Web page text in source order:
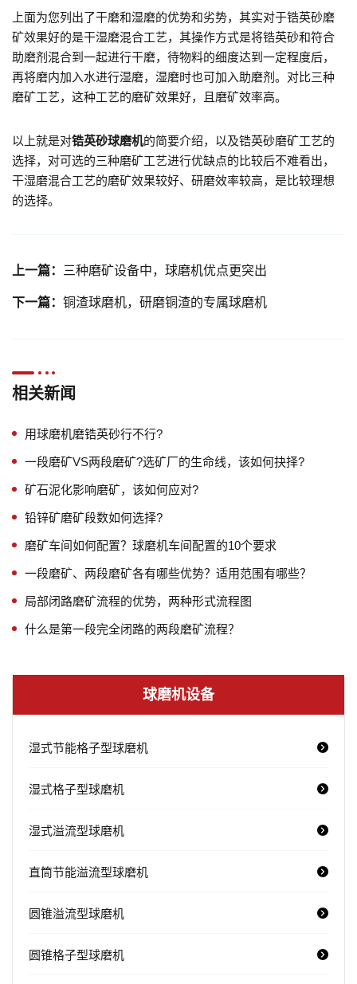
上面为您列出了干磨和湿磨的优势和劣势，其实对于锆英砂磨
矿效果好的是干湿磨混合工艺，其操作方式是将锆英砂和符合
助磨剂混合到一起进行干磨，待物料的细度达到一定程度后，
再将磨内加入水进行湿磨，湿磨时也可加入助磨剂。对比三种
磨矿工艺，这种工艺的磨矿效果好，且磨矿效率高。
以上就是对锆英砂球磨机的简要介绍，以及锆英砂磨矿工艺的
选择，对可选的三种磨矿工艺进行优缺点的比较后不难看出，
干湿磨混合工艺的磨矿效果较好、研磨效率较高，是比较理想
的选择。
上一篇： 三种磨矿设备中，球磨机优点更突出
下一篇： 铜渣球磨机，研磨铜渣的专属球磨机
相关新闻
用球磨机磨锆英砂行不行?
一段磨矿VS两段磨矿?选矿厂的生命线，该如何抉择?
矿石泥化影响磨矿，该如何应对?
铅锌矿磨矿段数如何选择?
磨矿车间如何配置？球磨机车间配置的10个要求
一段磨矿、两段磨矿各有哪些优势？适用范围有哪些？
局部闭路磨矿流程的优势，两种形式流程图
什么是第一段完全闭路的两段磨矿流程？
球磨机设备
湿式节能格子型球磨机
湿式格子型球磨机
湿式溢流型球磨机
直筒节能溢流型球磨机
圆锥溢流型球磨机
圆锥格子型球磨机